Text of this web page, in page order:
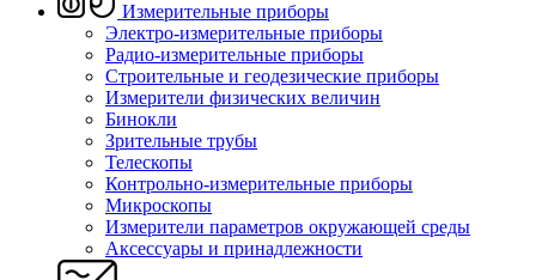
Измерительные приборы
Электро-измерительные приборы
Радио-измерительные приборы
Строительные и геодезические приборы
Измерители физических величин
Бинокли
Зрительные трубы
Телескопы
Контрольно-измерительные приборы
Микроскопы
Измерители параметров окружающей среды
Аксессуары и принадлежности